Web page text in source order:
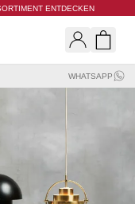
ENTDECKEN
WHATSAPP